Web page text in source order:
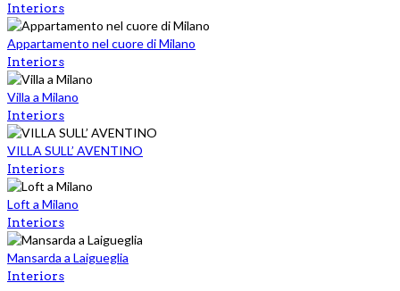
Interiors
Appartamento nel cuore di Milano
Interiors
Villa a Milano
Interiors
VILLA SULL’ AVENTINO
Interiors
Loft a Milano
Interiors
Mansarda a Laigueglia
Interiors